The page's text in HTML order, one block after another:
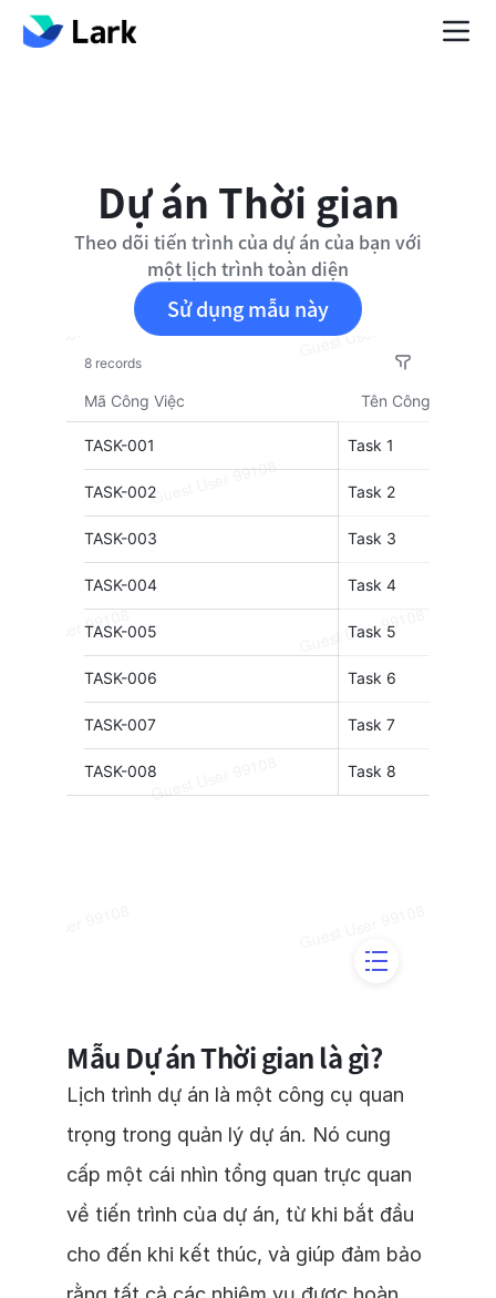
Dự án Thời gian
Theo dõi tiến trình của dự án của bạn với
một lịch trình toàn diện
Sử dụng mẫu này
Mẫu Dự án Thời gian là gì?
Lịch trình dự án là một công cụ quan
trọng trong quản lý dự án. Nó cung
cấp một cái nhìn tổng quan trực quan
về tiến trình của dự án, từ khi bắt đầu
cho đến khi kết thúc, và giúp đảm bảo